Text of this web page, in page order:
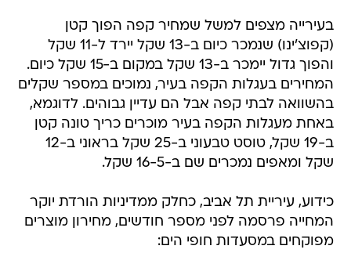
בעירייה מצפים למשל שמחיר קפה הפוך קטן
(קפוצ'ינו) שנמכר כיום ב-13 שקל יירד ל-11 שקל
והפוך גדול יימכר ב-13 שקל במקום ב-15 שקל כיום.
המחירים בעגלות הקפה בעיר, נמוכים במספר שקלים
בהשוואה לבתי קפה אבל הם עדיין גבוהים. לדוגמא,
באחת מעגלות הקפה בעיר מוכרים כריך טונה קטן
ב-19 שקל, טוסט טבעוני ב-25 שקל בראוני ב-12
שקל ומאפים נמכרים שם ב-16-5 שקל.
כידוע, עיריית תל אביב, כחלק ממדיניות הורדת יוקר
המחייה פרסמה לפני מספר חודשים, מחירון מוצרים
מפוקחים במסעדות חופי הים: